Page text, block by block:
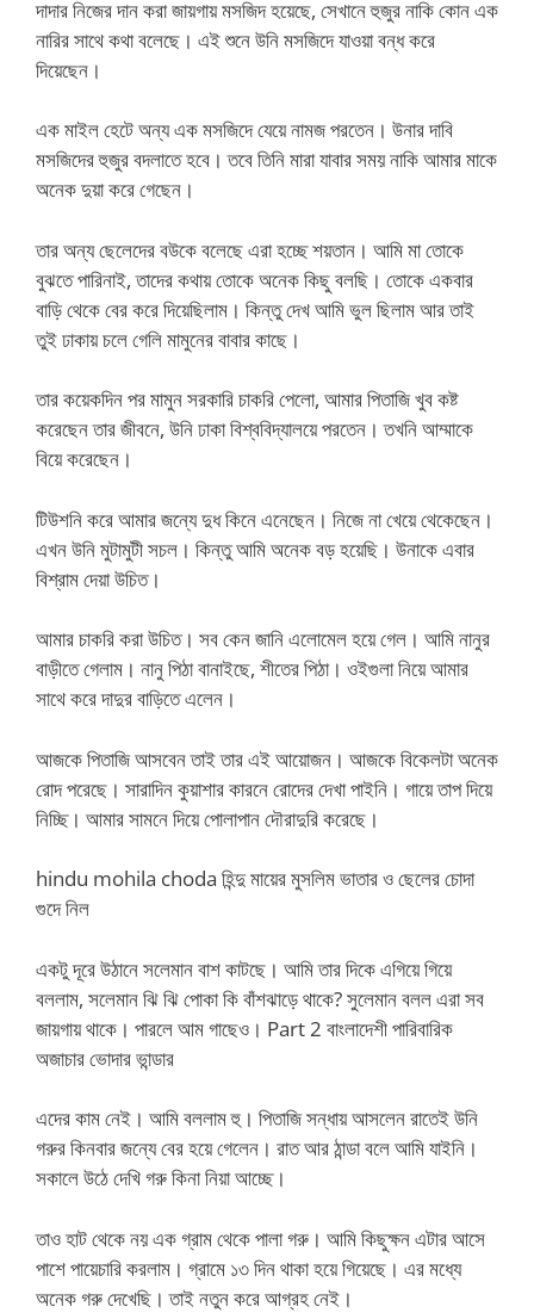
দাদার নিজের দান করা জায়গায় মসজিদ হয়েছে, সেখানে হুজুর নাকি কোন এক
নারির সাথে কথা বলেছে। এই শুনে উনি মসজিদে যাওয়া বন্ধ করে
দিয়েছেন।
এক মাইল হেটে অন্য এক মসজিদে যেয়ে নামজ পরতেন। উনার দাবি
মসজিদের হুজুর বদলাতে হবে। তবে তিনি মারা যাবার সময় নাকি আমার মাকে
অনেক দুয়া করে গেছেন।
তার অন্য ছেলেদের বউকে বলেছে এরা হচ্ছে শয়তান। আমি মা তোকে
বুঝতে পারিনাই, তাদের কথায় তোকে অনেক কিছু বলছি। তোকে একবার
বাড়ি থেকে বের করে দিয়েছিলাম। কিন্তু দেখ আমি ভুল ছিলাম আর তাই
তুই ঢাকায় চলে গেলি মামুনের বাবার কাছে।
তার কয়েকদিন পর মামুন সরকারি চাকরি পেলো, আমার পিতাজি খুব কষ্ট
করেছেন তার জীবনে, উনি ঢাকা বিশ্ববিদ্যালয়ে পরতেন। তখনি আম্মাকে
বিয়ে করেছেন।
টিউশনি করে আমার জন্যে দুধ কিনে এনেছেন। নিজে না খেয়ে থেকেছেন।
এখন উনি মুটামুটী সচল। কিন্তু আমি অনেক বড় হয়েছি। উনাকে এবার
বিশ্রাম দেয়া উচিত।
আমার চাকরি করা উচিত। সব কেন জানি এলোমেল হয়ে গেল। আমি নানুর
বাড়ীতে গেলাম। নানু পিঠা বানাইছে, শীতের পিঠা। ওইগুলা নিয়ে আমার
সাথে করে দাদুর বাড়িতে এলেন।
আজকে পিতাজি আসবেন তাই তার এই আয়োজন। আজকে বিকেলটা অনেক
রোদ পরেছে। সারাদিন কুয়াশার কারনে রোদের দেখা পাইনি। গায়ে তাপ দিয়ে
নিচ্ছি। আমার সামনে দিয়ে পোলাপান দৌরাদুরি করেছে।
hindu mohila choda হিন্দু মায়ের মুসলিম ভাতার ও ছেলের চোদা
গুদে নিল
একটু দূরে উঠানে সলেমান বাশ কাটছে। আমি তার দিকে এগিয়ে গিয়ে
বললাম, সলেমান ঝি ঝি পোকা কি বাঁশঝাড়ে থাকে? সুলেমান বলল এরা সব
জায়গায় থাকে। পারলে আম গাছেও। Part 2 বাংলাদেশী পারিবারিক
অজাচার ভোদার ভান্ডার
এদের কাম নেই। আমি বললাম হু। পিতাজি সন্ধায় আসলেন রাতেই উনি
গরুর কিনবার জন্যে বের হয়ে গেলেন। রাত আর ঠান্ডা বলে আমি যাইনি।
সকালে উঠে দেখি গরু কিনা নিয়া আচ্ছে।
তাও হাট থেকে নয় এক গ্রাম থেকে পালা গরু। আমি কিছুক্ষন এটার আসে
পাশে পায়েচারি করলাম। গ্রামে ১৩ দিন থাকা হয়ে গিয়েছে। এর মধ্যে
অনেক গরু দেখেছি। তাই নতুন করে আগ্রহ নেই।